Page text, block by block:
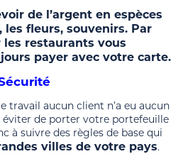
de l’argent en espèces
les fleurs, souvenirs. Par
restaurants vous
payer avec votre carte.
travail aucun client n’a eu aucun
de porter votre portefeuille
à suivre des règles de base qui
villes de votre pays.